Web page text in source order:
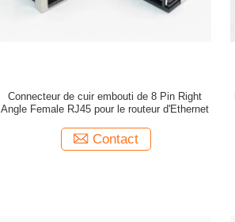
Connecteur de cuir embouti de 8 Pin Right
Angle Female RJ45 pour le routeur d'Ethernet
Contact